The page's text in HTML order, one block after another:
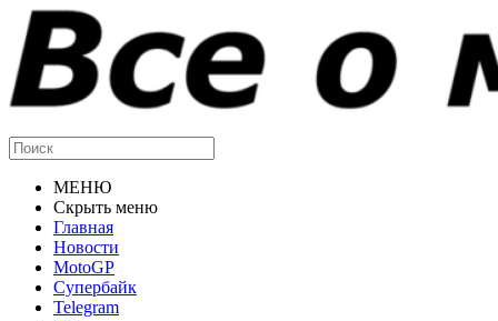
МЕНЮ
Скрыть меню
Главная
Новости
MotoGP
Супербайк
Telegram